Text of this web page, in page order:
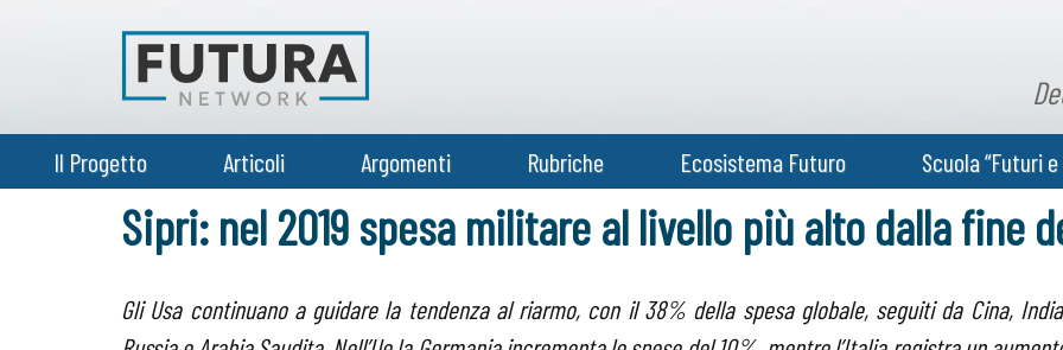
Il Progetto Articoli Argomenti Rubriche Ecosistema Futuro Scuola “Futuri
Sipri: nel 2019 spesa militare al livello più alto dalla fine
Gli Usa continuano a guidare la tendenza al riarmo, con il 38% della spesa globale, seguiti da Cina,